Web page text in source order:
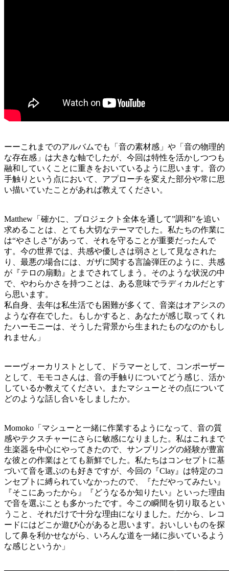
ーーこれまでのアルバムでも「音の素材感」や「音の物理的
な存在感」は大きな軸でしたが、今回は特性を活かしつつも
融和していくことに重きをおいているように思います。音の
手触りという点において、アプローチを変えた部分や常に思
い描いていたことがあれば教えてください。
Matthew「確かに、プロジェクト全体を通して”調和”を追い
求めることは、とても大切なテーマでした。私たちの作業に
は“やさしさ”があって、それを守ることが重要だったんで
す。今の世界では、共感や優しさは弱さとして見なされた
り、最悪の場合には、ガザに関する言論弾圧のように、共感
が『テロの扇動』とまでされてしまう。そのような状況の中
で、やわらかさを持つことは、ある意味でラディカルだとす
ら思います。
私自身、去年は私生活でも困難が多くて、音楽はオアシスの
ような存在でした。もしかすると、あなたが感じ取ってくれ
たハーモニーは、そうした背景から生まれたものなのかもし
れません」
ーーヴォーカリストとして、ドラマーとして、コンポーザー
として、モモコさんは、音の手触りについてどう感じ、活か
しているか教えてください。またマシューとその点について
どのような話し合いをしましたか。
Momoko「マシューと一緒に作業するようになって、音の質
感やテクスチャーにさらに敏感になりました。私はこれまで
生楽器を中心にやってきたので、サンプリングの経験が豊富
な彼との作業はとても新鮮でした。私たちはコンセプトに基
づいて音を選ぶのも好きですが、今回の『Clay』は特定のコ
ンセプトに縛られていなかったので、『ただやってみたい』
『そこにあったから』『どうなるか知りたい』といった理由
で音を選ぶことも多かったです。今この瞬間を切り取るとい
うこと、それだけで十分な理由になりました。だから、レコ
ードにはどこか遊び心があると思います。おいしいものを探
して鼻を利かせながら、いろんな道を一緒に歩いているよう
な感じというか」